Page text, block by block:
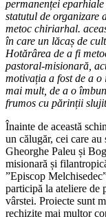
permanenței
statutul de organizare
metoc chiriarhal.
în care un lăcaș de
Hotărârea de a fi
pastoral-misionară,
motivația a fost de a o
mai mult, de a o
frumos cu părinții
Înainte de această
un călugăr, cei care
Gheorghe Paleu și
misionară și
”Episcop
participă la ateliere de
vârstei. Proiecte sunt
rechizite mai multor